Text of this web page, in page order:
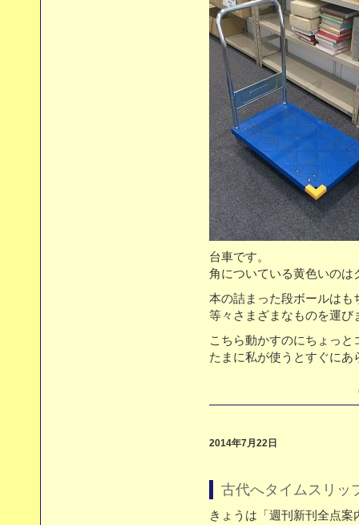
台車です。
角についている黄色いのは
本の詰まった段ボールはも
等々さまざまなものを運び
こちら動かすのにちょっと
たまに私が使うとすぐに
2014年7月22日
古代へタイムスリッ
きょうは「週刊新刊全点案